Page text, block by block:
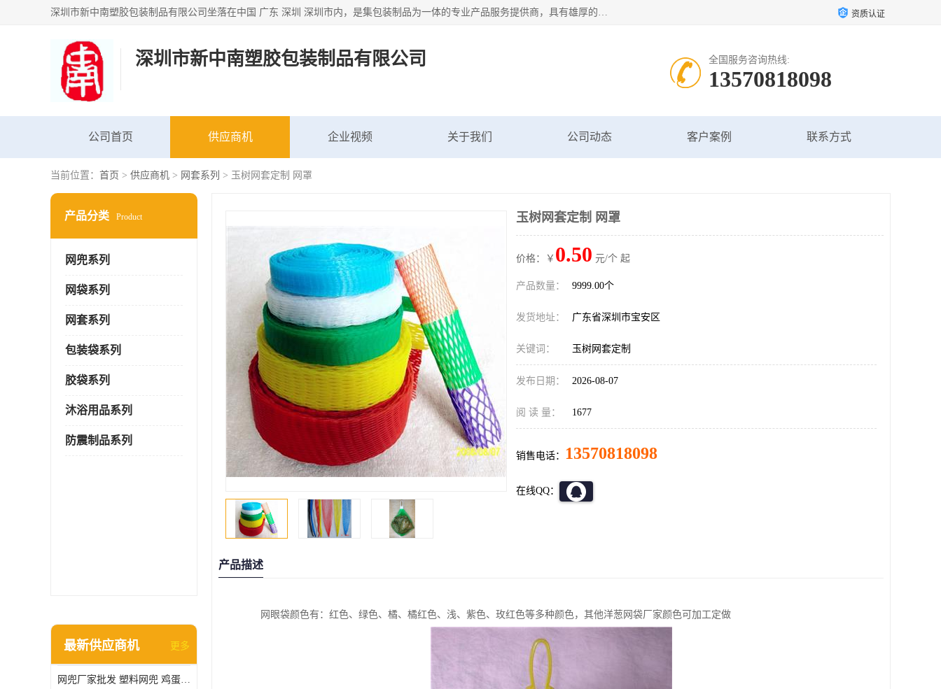
深圳市新中南塑胶包装制品有限公司坐落在中国 广东 深圳 深圳市内，是集包装制品为一体的专业产品服务提供商，具有雄厚的科研实力、技术实力和经济实力。主营网袋、网兜、网眼袋、网格袋、鱼丝网、尼龙网袋、网扣、网套等产品,大量批发,价格实惠。欢迎广大新老客户来电咨询价格、加盟、招商等服务。 资质认证
深圳市新中南塑胶包装制品有限公司 全国服务咨询热线:
13570818098
公司首页 供应商机 企业视频 关于我们 公司动态 客户案例 联系方式
当前位置： 首页 > 供应商机 > 网套系列 > 玉树网套定制 网罩
产品分类 Product
网兜系列
网袋系列
网套系列
包装袋系列
胶袋系列
沐浴用品系列
防震制品系列
最新供应商机 更多
网兜厂家批发 塑料网兜 鸡蛋网兜
玉树网套定制 网罩
价格：￥ 0.50 元/个 起
产品数量： 9999.00个
发货地址： 广东省深圳市宝安区
关键词： 玉树网套定制
发布日期： 2026-08-07
阅 读 量： 1677
销售电话： 13570818098
在线QQ：
产品描述
网眼袋颜色有：红色、绿色、橘、橘红色、浅、紫色、玫红色等多种颜色，其他洋葱网袋厂家颜色可加工定做